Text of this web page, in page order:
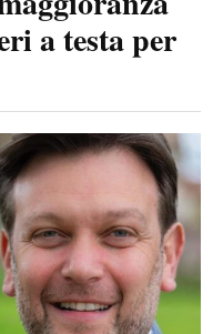
a testa per